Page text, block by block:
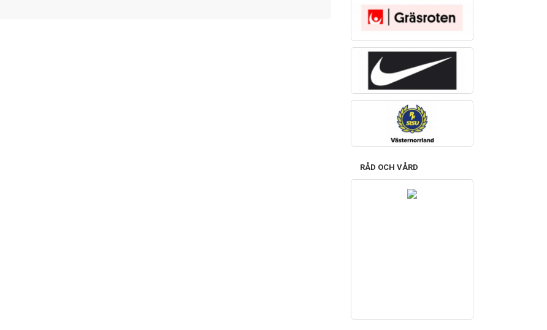
RÅD OCH VÅRD